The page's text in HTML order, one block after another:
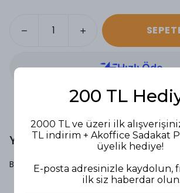
Yorumlar
Bu ürün için henüz yorum yapılmamış.
200 TL
2000 TL ve üzeri ilk
TL indirim + Akoffice Sadakat
üyelik hediye!
E-posta adresinizle kaydolun,
ilk siz haberdar olun.